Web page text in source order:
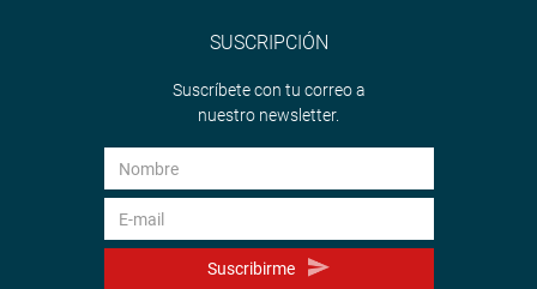
SUSCRIPCIÓN
Suscríbete con tu correo a
nuestro newsletter.
Suscribirme